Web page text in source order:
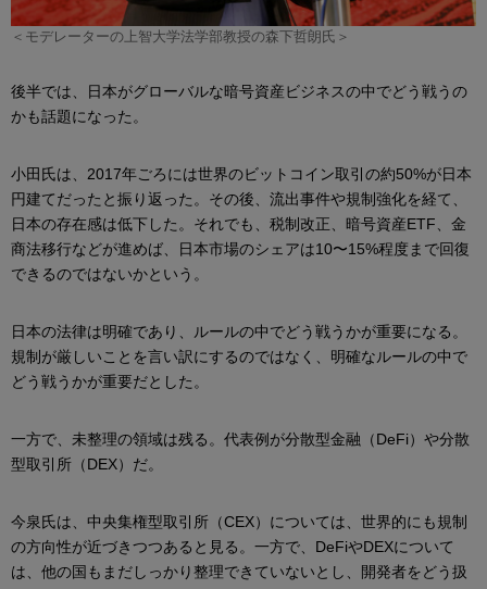
＜モデレーターの上智大学法学部教授の森下哲朗氏＞
後半では、日本がグローバルな暗号資産ビジネスの中でどう戦うの
かも話題になった。
小田氏は、2017年ごろには世界のビットコイン取引の約50%が日本
円建てだったと振り返った。その後、流出事件や規制強化を経て、
日本の存在感は低下した。それでも、税制改正、暗号資産ETF、金
商法移行などが進めば、日本市場のシェアは10〜15%程度まで回復
できるのではないかという。
日本の法律は明確であり、ルールの中でどう戦うかが重要になる。
規制が厳しいことを言い訳にするのではなく、明確なルールの中で
どう戦うかが重要だとした。
一方で、未整理の領域は残る。代表例が分散型金融（DeFi）や分散
型取引所（DEX）だ。
今泉氏は、中央集権型取引所（CEX）については、世界的にも規制
の方向性が近づきつつあると見る。一方で、DeFiやDEXについて
は、他の国もまだしっかり整理できていないとし、開発者をどう扱